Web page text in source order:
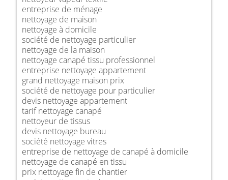
entreprise de ménage
nettoyage de maison
nettoyage à domicile
société de nettoyage particulier
nettoyage de la maison
nettoyage canapé tissu professionnel
entreprise nettoyage appartement
grand nettoyage maison prix
société de nettoyage pour particulier
devis nettoyage appartement
tarif nettoyage canapé
nettoyeur de tissus
devis nettoyage bureau
société nettoyage vitres
entreprise de nettoyage de canapé à domicile
nettoyage de canapé en tissu
prix nettoyage fin de chantier